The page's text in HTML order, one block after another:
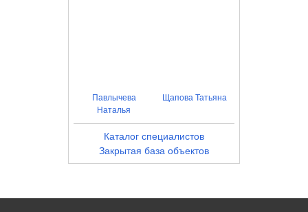
Павлычева
Наталья
Щапова Татьяна
Каталог специалистов
Закрытая база объектов